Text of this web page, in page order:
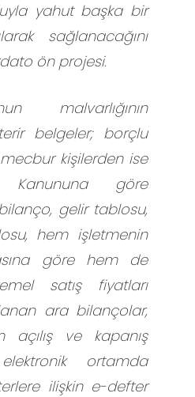
yahut başka bir
sağlanacağını
ön projesi.
malvarlığının
belgeler; borçlu
kişilerden ise
Kanununa göre
gelir tablosu,
hem işletmenin
göre hem de
satış fiyatları
ara bilançolar,
açılış ve kapanış
ortamda
ilişkin e-defter